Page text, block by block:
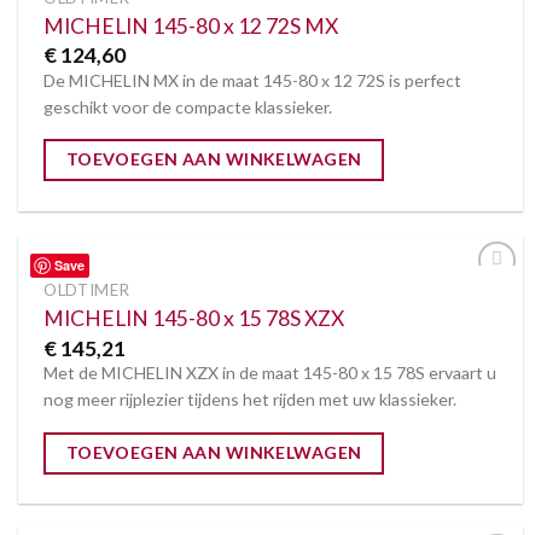
MICHELIN 145-80 x 12 72S MX
€124,60
De MICHELIN MX in de maat 145-80 x 12 72S is perfect
geschikt voor de compacte klassieker.
TOEVOEGEN AAN WINKELWAGEN
Save
OLDTIMER
MICHELIN 145-80 x 15 78S XZX
€145,21
Met de MICHELIN XZX in de maat 145-80 x 15 78S ervaart u
nog meer rijplezier tijdens het rijden met uw klassieker.
TOEVOEGEN AAN WINKELWAGEN